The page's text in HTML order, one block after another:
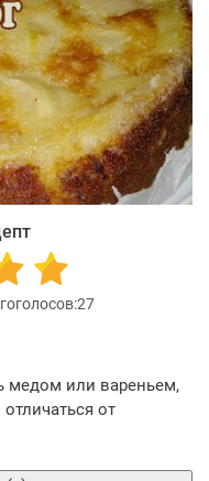
27
медом или вареньем,
от